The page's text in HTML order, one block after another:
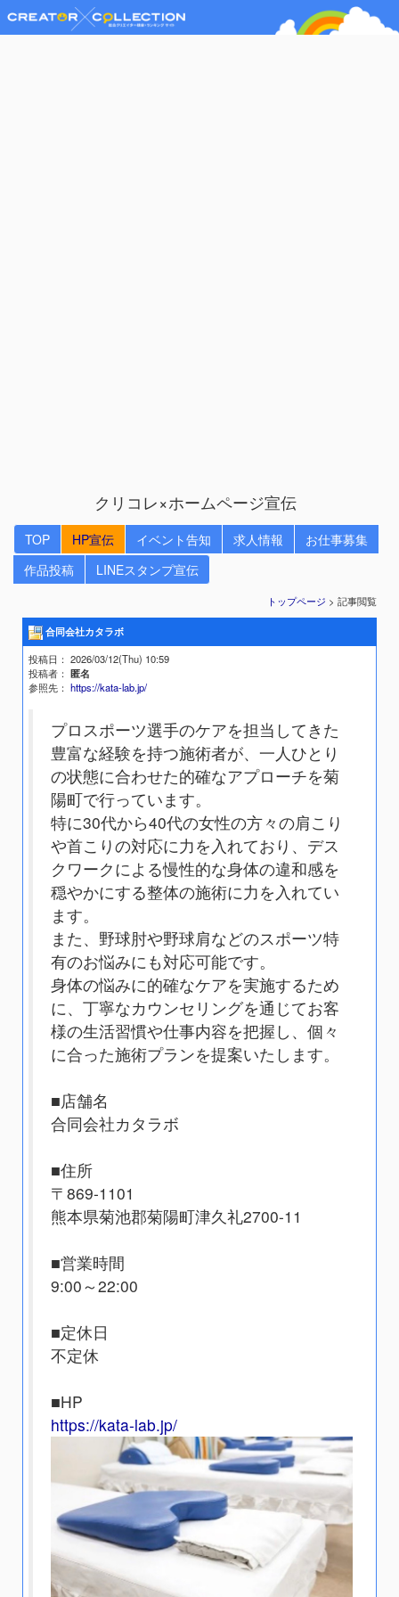
クリコレ×ホームページ宣伝
TOP HP宣伝 イベント告知 求人情報
お仕事募集
作品投稿
LINEスタンプ宣伝
トップページ > 記事閲覧
合同会社カタラボ
投稿日 ： 2026/03/12(Thu) 10:59
投稿者 ：匿名
参照先 ：https://kata-lab.jp/
プロスポーツ選手のケアを担当してきた
豊富な経験を持つ施術者が、一人ひとり
の状態に合わせた的確なアプローチを菊
陽町で行っています。
特に30代から40代の女性の方々の肩こり
や首こりの対応に力を入れており、デス
クワークによる慢性的な身体の違和感を
穏やかにする整体の施術に力を入れてい
ます。
また、野球肘や野球肩などのスポーツ特
有のお悩みにも対応可能です。
身体の悩みに的確なケアを実施するため
に、丁寧なカウンセリングを通じてお客
様の生活習慣や仕事内容を把握し、個々
に合った施術プランを提案いたします。
■店舗名
合同会社カタラボ
■住所
〒869-1101
熊本県菊池郡菊陽町津久礼2700-11
■営業時間
9:00～22:00
■定休日
不定休
■HP
https://kata-lab.jp/